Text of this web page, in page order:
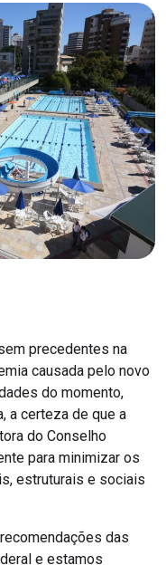
precedentes na
causada pelo novo
do momento,
a certeza de que a
do Conselho
para minimizar os
estruturais e sociais
das
e estamos